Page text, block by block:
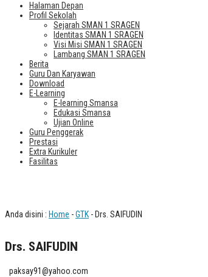
Halaman Depan
Profil Sekolah
Sejarah SMAN 1 SRAGEN
Identitas SMAN 1 SRAGEN
Visi Misi SMAN 1 SRAGEN
Lambang SMAN 1 SRAGEN
Berita
Guru Dan Karyawan
Download
E-Learning
E-learning Smansa
Edukasi Smansa
Ujian Online
Guru Penggerak
Prestasi
Extra Kurikuler
Fasilitas
Anda disini : Home -GTK - Drs. SAIFUDIN
Drs. SAIFUDIN
paksay91@yahoo.com